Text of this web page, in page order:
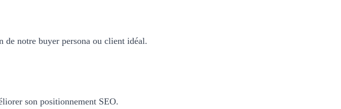
de notre buyer persona ou client idéal.
son positionnement SEO.